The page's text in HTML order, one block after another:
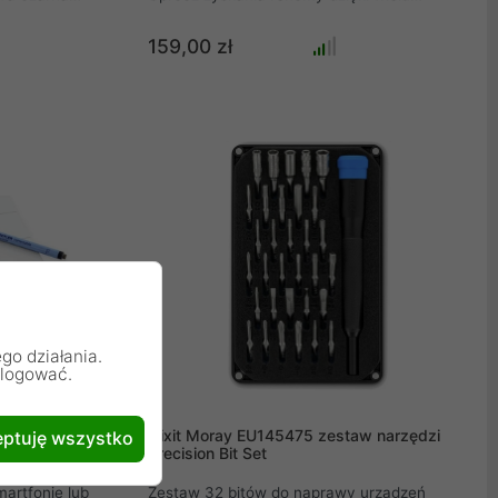
ją
produkuje również własne narzędzia
naprawcze. Celem firmy jest zmniejszenie
jakości narzędzi iFixit można błyskawicznie
naprawić urządzenia elektroniczne.
159,00 zł
lub
iFixit Moray EU145475 zestaw narzędzi
Precision Bit Set
Zestaw 32 bitów do naprawy urządzeń
działania.
wszystko